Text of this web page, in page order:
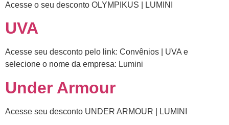
Acesse o seu desconto OLYMPIKUS | LUMINI
UVA
Acesse seu desconto pelo link: Convênios | UVA e
selecione o nome da empresa: Lumini
Under Armour
Acesse seu desconto UNDER ARMOUR | LUMINI